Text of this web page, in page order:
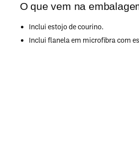
O que vem na
Inclui estojo de courino.
Inclui flanela em microfibra com